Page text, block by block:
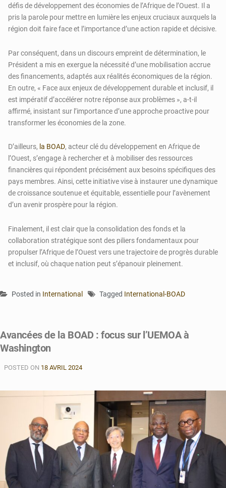
défis de développement des économies de l’Afrique de l’Ouest. Il a
pris la parole pour mettre en lumière les enjeux cruciaux auxquels la
région doit faire face et l’importance d’une action rapide et décisive.
Par conséquent, dans un discours empreint de détermination, le
Président a mis en exergue la nécessité d’une mobilisation accrue
des financements, adaptés aux réalités économiques de la région.
En outre, « Face aux enjeux de développement durable et inclusif, il
est impératif d’accélérer notre réponse aux problèmes », a-t-il
affirmé, insistant sur l’importance d’une approche proactive pour
transformer les économies de la zone.
D’ailleurs, la BOAD, acteur clé du développement en Afrique de
l’Ouest, s’engage à rechercher et à mobiliser des ressources
financières qui répondent précisément aux besoins spécifiques des
pays membres. Ainsi, cette initiative vise à instaurer une dynamique
de croissance soutenue et équitable, essentielle pour l’avènement
d’un avenir prospère pour la région.
Finalement, il est clair que la consolidation des fonds et la
collaboration stratégique sont des piliers fondamentaux pour
propulser l’Afrique de l’Ouest vers une trajectoire de progrès durable
et inclusif, où chaque nation peut s’épanouir pleinement.
Posted in International Tagged International-BOAD
Avancées de la BOAD : focus sur l’UEMOA à
Washington
POSTED ON 18 AVRIL 2024